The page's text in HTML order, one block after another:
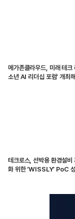
메가존클라우드, 미래 테크
소년 AI 리더십 포럼’ 개최
테크로스, 선박용 환경설
화 위한 ‘WISSLY’ PoC